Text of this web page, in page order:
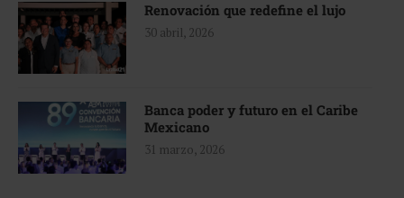
Renovación que redefine el lujo
30 abril, 2026
Banca poder y futuro en el Caribe
Mexicano
31 marzo, 2026